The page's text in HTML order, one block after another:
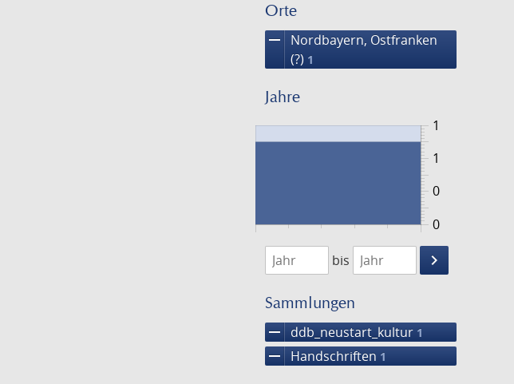
Orte
remove
Nordbayern, Ostfranken
(?) 1
Jahre
0
1
0
1
1474
1475
bis
keyboard_arrow_right
Suche
Sammlungen
remove ddb_neustart_kultur 1
remove Handschriften 1